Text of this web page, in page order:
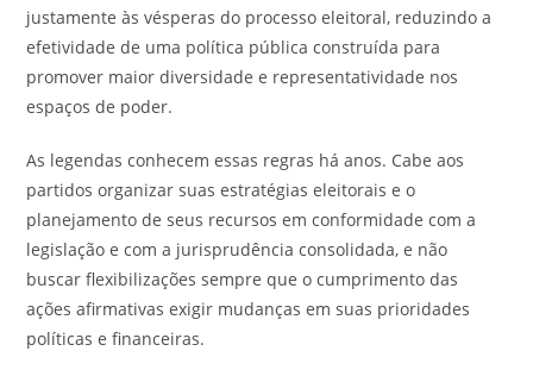
justamente às vésperas do processo eleitoral, reduzindo a
efetividade de uma política pública construída para
promover maior diversidade e representatividade nos
espaços de poder.
As legendas conhecem essas regras há anos. Cabe aos
partidos organizar suas estratégias eleitorais e o
planejamento de seus recursos em conformidade com a
legislação e com a jurisprudência consolidada, e não
buscar flexibilizações sempre que o cumprimento das
ações afirmativas exigir mudanças em suas prioridades
políticas e financeiras.